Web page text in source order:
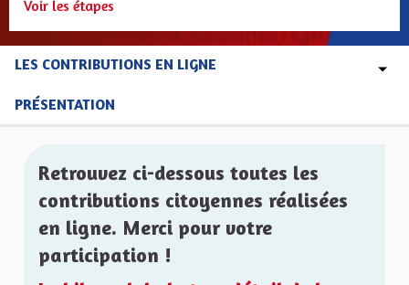
Voir les étapes
LES CONTRIBUTIONS EN LIGNE
PRÉSENTATION
Retrouvez ci-dessous toutes les
contributions citoyennes réalisées
en ligne. Merci pour votre
participation !